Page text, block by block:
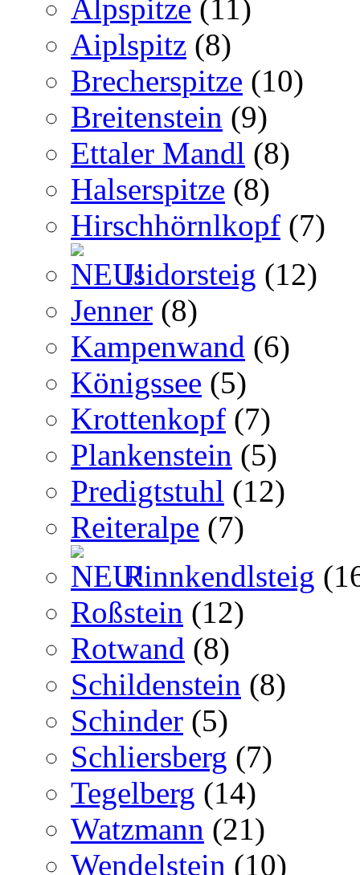
Alpspitze (11)
Aiplspitz (8)
Brecherspitze (10)
Breitenstein (9)
Ettaler Mandl (8)
Halserspitze (8)
Hirschhörnlkopf (7)
Isidorsteig (12)
Jenner (8)
Kampenwand (6)
Königssee (5)
Krottenkopf (7)
Plankenstein (5)
Predigtstuhl (12)
Reiteralpe (7)
Rinnkendlsteig
Roßstein (12)
Rotwand (8)
Schildenstein (8)
Schinder (5)
Schliersberg (7)
Tegelberg (14)
Watzmann (21)
Wendelstein (10)